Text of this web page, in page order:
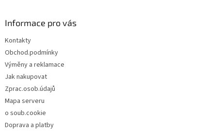
Informace pro vás
Kontakty
Obchod.podmínky
Výměny a reklamace
Jak nakupovat
Zprac.osob.údajů
Mapa serveru
o soub.cookie
Doprava a platby